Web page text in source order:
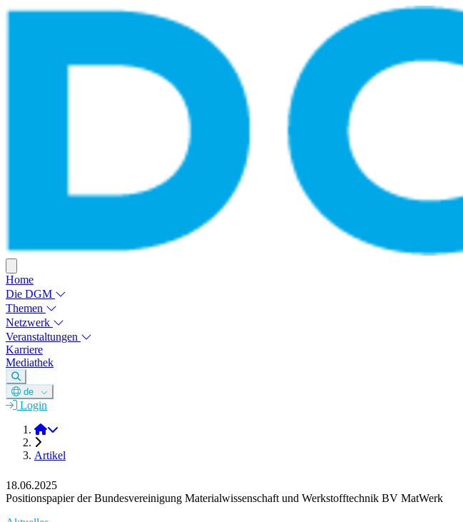
Home
Die DGM
Themen
Netzwerk
Veranstaltungen
Karriere
Mediathek
de
Login
DGM e.V.
Artikel
18.06.2025
Positionspapier der Bundesvereinigung Materialwissenschaft und Werkstofftechnik BV MatWerk